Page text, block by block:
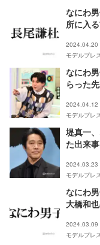
なにわ
所に入
2024.04.20
モデルプレ
なにわ
らった
2024.04.12
モデルプレ
堤真一
た出来
2024.03.23
モデルプレ
なにわ
大橋和
2024.03.09
モデルプレ